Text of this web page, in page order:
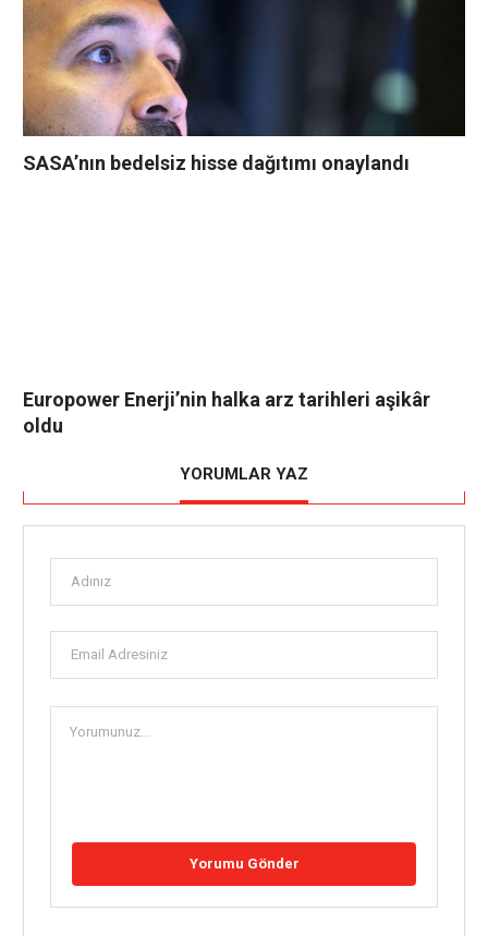
SASA’nın bedelsiz hisse dağıtımı onaylandı
Europower Enerji’nin halka arz tarihleri aşikâr
oldu
YORUMLAR YAZ